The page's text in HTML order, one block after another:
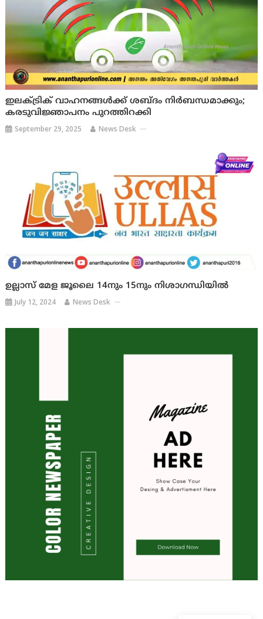
ഇലക്ട്രിക് വാഹനങ്ങൾക്ക് ശബ്ദം നിര്‍ബന്ധമാക്കും;
കരടുവിജ്ഞാപനം പുറത്തിറക്കി
September 29, 2025 News Desk
ഉല്ലാസ് മേള ജൂലൈ 14നും 15നും നിശാഗന്ധിയിൽ
July 12, 2024 News Desk